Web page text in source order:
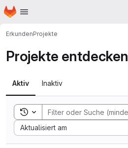
Zum Hauptinhalt springen
Startseite
ErkundenProjekte
Projekte entdecken
Aktiv Inaktiv
Toggle search history
Aktualisiert am
Sort by: